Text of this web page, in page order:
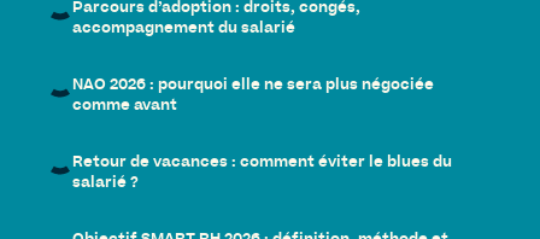
Parcours d’adoption : droits, congés,
accompagnement du salarié
NAO 2026 : pourquoi elle ne sera plus négociée
comme avant
Retour de vacances : comment éviter le blues du
salarié ?